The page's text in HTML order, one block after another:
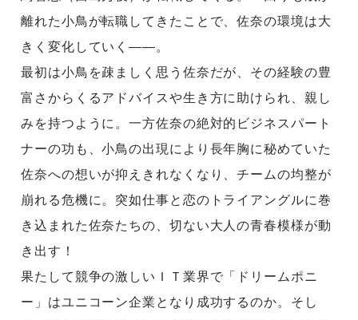
離れた小鳥が転職してきたことで、佐奈の環境は大
きく変化していく——。
最初は小鳥を疎ましく思う佐奈だが、その経験の豊
富さからくるアドバイスや生き方に助けられ、親し
みを持つように。一方佐奈の絶対的ビジネスパート
ナーの功も、小鳥の出現により長年胸に秘めていた
佐奈への想いが抑えきれなくなり、チームの均整が
崩れる危機に。突如仕事と恋のトライアングルに巻
き込まれた佐奈たちの、切ない大人の青春模様が動
き出す！
果たして競争の激しいＩＴ業界で「ドリームポニ
ー」はユニコーン企業となり成功するのか。そし